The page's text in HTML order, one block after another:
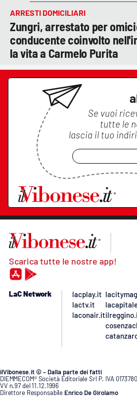
ARRESTI DOMICILIARI
Zungri, arrestato per
conducente coinvolto
la vita a Carmelo Purita
Se vuoi
tutte le
lascia il tuo
Scarica tutte le nostre app!
LaC Network
lacplay.it
lactv.it
laconair.it
ilVibonese.it © – Dalla parte dei fatti
DIEMMECOM® Società Editoriale Srl P. IVA
VV n.97 del 11.12.1996
Direttore Responsabile Enrico De Girolamo